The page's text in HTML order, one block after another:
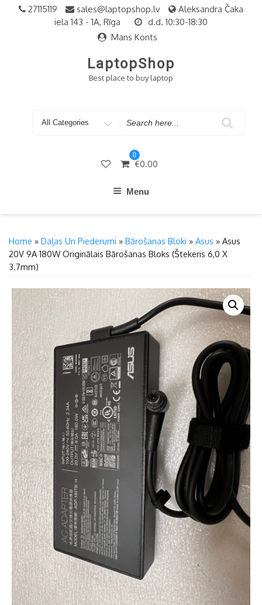
27115119 sales@laptopshop.lv
Aleksandra Čaka
iela 143 - 1A, Rīga
d.d. 10:30-18:30
Mans Konts
LaptopShop
Best place to buy laptop
Search
0
€0.00
Menu
Home » Daļas Un Piederumi » Bārošanas Bloki » Asus » Asus
20V 9A 180W Originālais Bārošanas Bloks (štekeris 6,0 X
3.7mm)